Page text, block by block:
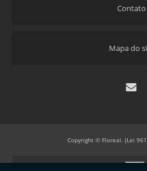
Contato
Mapa do
Copyright © Floreal. (Lei